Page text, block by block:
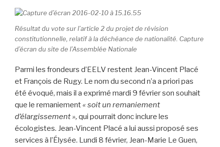
Résultat du vote sur l’article 2 du projet de révision
constitutionnelle, relatif à la déchéance de nationalité. Capture
d’écran du site de l’Assemblée Nationale
Parmi les frondeurs d’EELV restent Jean-Vincent Placé
et François de Rugy. Le nom du second n’a a priori pas
été évoqué, mais il a exprimé mardi 9 février son souhait
que le remaniement« soit un remaniement
d’élargissement », qui pourrait donc inclure les
écologistes. Jean-Vincent Placé a lui aussi proposé ses
services à l’Élysée. Lundi 8 février, Jean-Marie Le Guen,